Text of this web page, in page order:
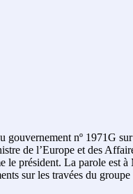
gouvernement nº 1971G
de l’Europe et des
le président. La parole est
sur les travées du